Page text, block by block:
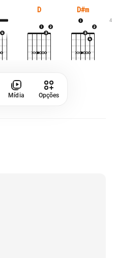
D D#m
4
Mídia Opções